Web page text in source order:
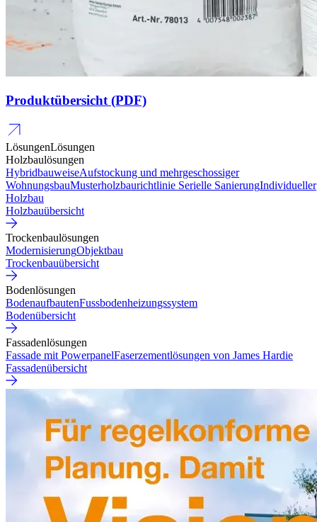
Produktübersicht (PDF)
LösungenLösungen
Holzbaulösungen
HybridbauweiseAufstockung und mehrgeschossiger
WohnungsbauMusterholzbaurichtlinie Serielle SanierungIndividueller
Holzbau
Holzbauübersicht
Trockenbaulösungen
ModernisierungObjektbau
Trockenbauübersicht
Bodenlösungen
BodenaufbautenFussbodenheizungssystem
Bodenübersicht
Fassadenlösungen
Fassade mit PowerpanelFaserzementlösungen von James Hardie
Fassadenübersicht